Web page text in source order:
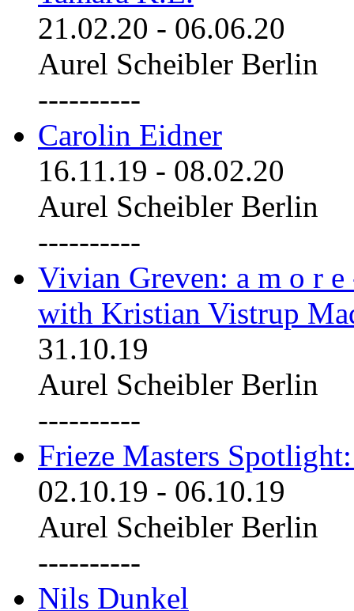
21.02.20 - 06.06.20
Aurel Scheibler Berlin
----------
Carolin Eidner
16.11.19 - 08.02.20
Aurel Scheibler Berlin
----------
Vivian Greven: a m o r
with Kristian Vistrup
31.10.19
Aurel Scheibler Berlin
----------
Frieze Masters
02.10.19 - 06.10.19
Aurel Scheibler Berlin
----------
Nils Dunkel